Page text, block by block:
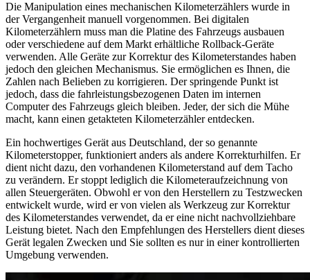
Die Manipulation eines mechanischen Kilometerzählers wurde in
der Vergangenheit manuell vorgenommen. Bei digitalen
Kilometerzählern muss man die Platine des Fahrzeugs ausbauen
oder verschiedene auf dem Markt erhältliche Rollback-Geräte
verwenden. Alle Geräte zur Korrektur des Kilometerstandes haben
jedoch den gleichen Mechanismus. Sie ermöglichen es Ihnen, die
Zahlen nach Belieben zu korrigieren. Der springende Punkt ist
jedoch, dass die fahrleistungsbezogenen Daten im internen
Computer des Fahrzeugs gleich bleiben. Jeder, der sich die Mühe
macht, kann einen getakteten Kilometerzähler entdecken.
Ein hochwertiges Gerät aus Deutschland, der so genannte
Kilometerstopper, funktioniert anders als andere Korrekturhilfen. Er
dient nicht dazu, den vorhandenen Kilometerstand auf dem Tacho
zu verändern. Er stoppt lediglich die Kilometeraufzeichnung von
allen Steuergeräten. Obwohl er von den Herstellern zu Testzwecken
entwickelt wurde, wird er von vielen als Werkzeug zur Korrektur
des Kilometerstandes verwendet, da er eine nicht nachvollziehbare
Leistung bietet. Nach den Empfehlungen des Herstellers dient dieses
Gerät legalen Zwecken und Sie sollten es nur in einer kontrollierten
Umgebung verwenden.